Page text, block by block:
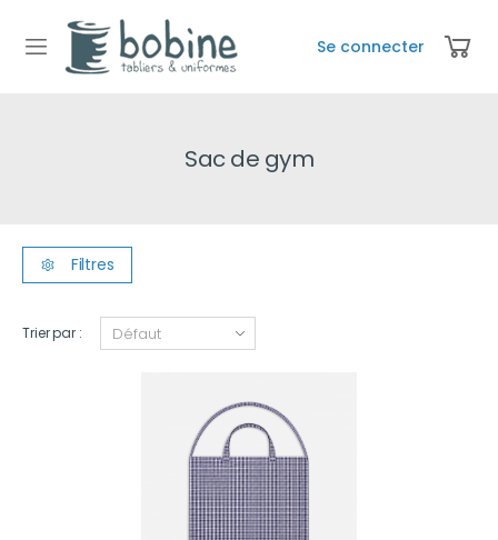
Se connecter
Sac de gym
Filtres
Trier par :